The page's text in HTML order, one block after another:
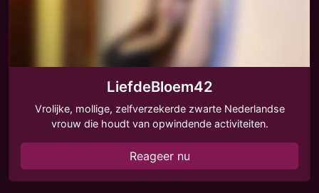
LiefdeBloem42
Vrolijke, mollige, zelfverzekerde zwarte Nederlandse
vrouw die houdt van opwindende activiteiten.
Reageer nu